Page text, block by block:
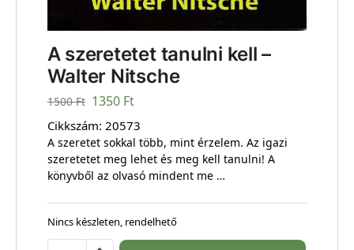
A szeretetet tanulni kell –
Walter Nitsche
1500Ft 1350 Ft
Cikkszám: 20573
A szeretet sokkal több, mint érzelem. Az igazi
szeretetet meg lehet és meg kell tanulni! A
könyvből az olvasó mindent me …
Nincs készleten, rendelhető